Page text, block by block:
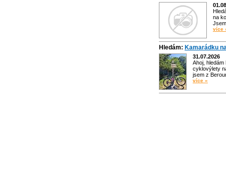
na
více
Hledám: Kamarádku
31.07.2026
Ahoj,
cyklovýlety
jsem z
více »